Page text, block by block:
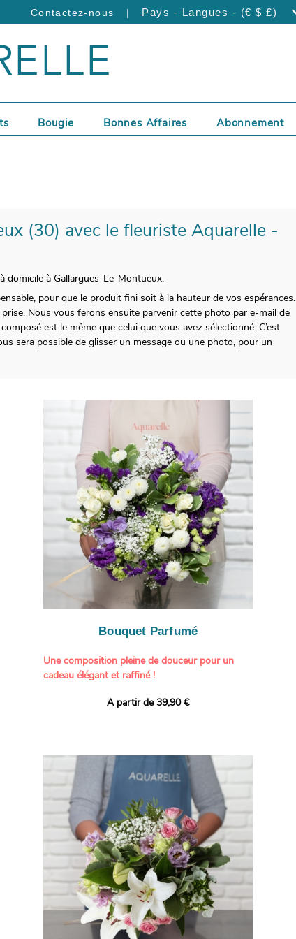
Contactez-nous | Pays - Langues - (€ $ £)
Bougie Bonnes Affaires Abonnement
(30) avec le fleuriste Aquarelle -
domicile à Gallargues-Le-Montueux.
pour que le produit fini soit à la hauteur de vos espérances.
Nous vous ferons ensuite parvenir cette photo par e-mail de
est le même que celui que vous avez sélectionné. C’est
sera possible de glisser un message ou une photo, pour un
Bouquet Parfumé
Une composition pleine de douceur pour un
cadeau élégant et raffiné !
Offrez un bouquet délicat et généreux, imaginé
création une touche de pureté et de
romantisme, tandis que les giroflées dévoilent
un parfum délicat et une allure naturellement
poétique. Le gypsophile, léger et aérien, vient
envelopper l’ensemble de douceur, pendant que
les lisianthus ajoutent une note d’élégance et de
raffinement à cette harmonie florale.
Chaque tige a été sélectionnée avec soin pour
composer un bouquet lumineux, plein de
charme et de délicatesse. Avec son bel équilibre
entre volume, finesse et parfum, cette création
A partir de 39,90 €